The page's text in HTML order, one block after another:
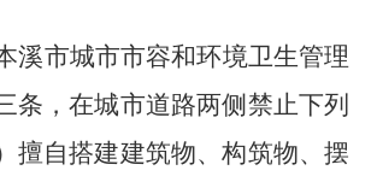
溪市城市市容和环境卫生管理
条，在城市道路两侧禁止下列
擅自搭建建筑物、构筑物、摆